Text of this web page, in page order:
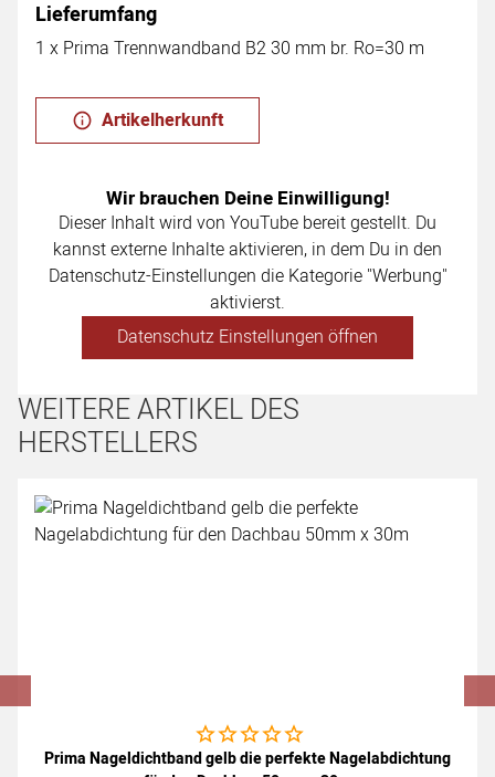
Lieferumfang
1 x Prima Trennwandband B2 30 mm br. Ro=30 m
Artikelherkunft
Wir brauchen Deine Einwilligung!
Dieser Inhalt wird von YouTube bereit gestellt. Du
kannst externe Inhalte aktivieren, in dem Du in den
Datenschutz-Einstellungen die Kategorie "Werbung"
aktivierst.
Datenschutz Einstellungen öffnen
WEITERE ARTIKEL DES
HERSTELLERS
Artikel überspringen
Noch keine Bewertungen abgegeben
Prima Nageldichtband gelb die perfekte Nagelabdichtung